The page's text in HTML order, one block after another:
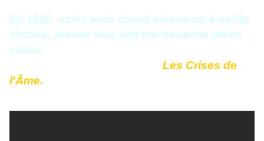
En 1989, après avoir donné naissance à sa fille
Victoria, Jeanne Mas sort son troisième album
studio,
Les Crises de
l'Âme.